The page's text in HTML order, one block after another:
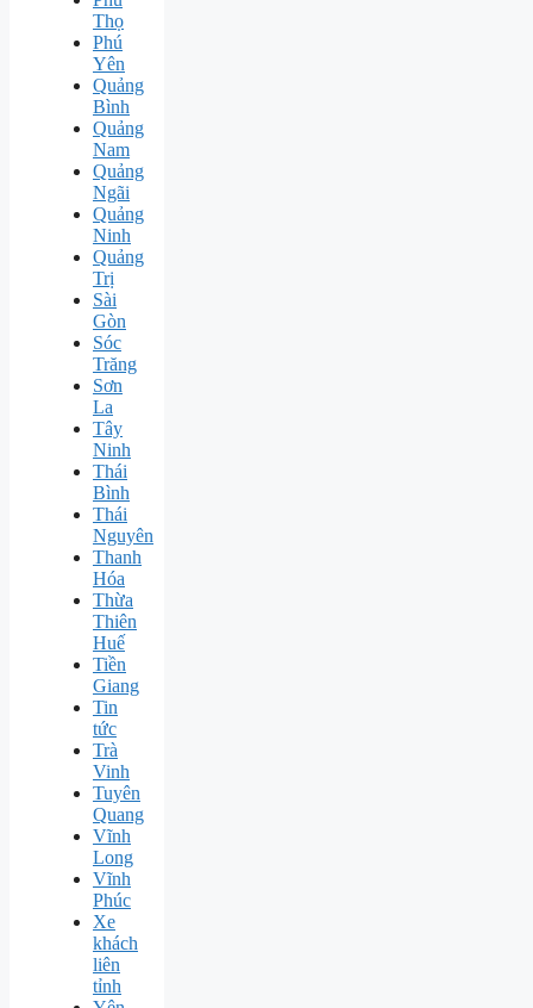
Thọ
Phú
Yên
Quảng
Bình
Quảng
Nam
Quảng
Ngãi
Quảng
Ninh
Quảng
Trị
Sài
Gòn
Sóc
Trăng
Sơn
La
Tây
Ninh
Thái
Bình
Thái
Nguyên
Thanh
Hóa
Thừa
Thiên
Huế
Tiền
Giang
Tin
tức
Trà
Vinh
Tuyên
Quang
Vĩnh
Long
Vĩnh
Phúc
Xe
khách
liên
tỉnh